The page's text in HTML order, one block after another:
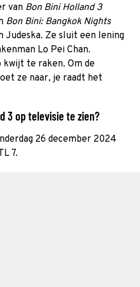
van Bon Bini Holland 3
Bon Bini: Bangkok Nights
Judeska. Ze sluit een lening
Lo Pei Chan.
kwijt te raken. Om de
ze naar, je raadt het
3 op televisie te zien?
26 december 2024
7.